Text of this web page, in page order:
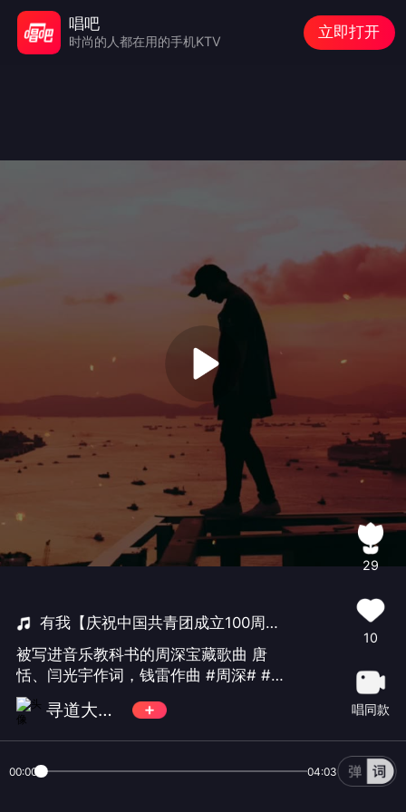
有我【庆祝中国共青团成立100周年主题宣传片《共青春》主题曲】
被写进音乐教科书的周深宝藏歌曲 唐
恬、闫光宇作词，钱雷作曲 #周深# #家
寻道大千 - 敖焱
29
10
唱同款
00:00 04:03
唱吧
时尚的人都在用的手机KTV
立即打开